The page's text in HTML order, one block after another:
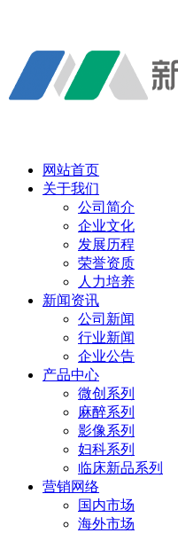
网站首页
关于我们
公司简介
企业文化
发展历程
荣誉资质
人力培养
新闻资讯
公司新闻
行业新闻
企业公告
产品中心
微创系列
麻醉系列
影像系列
妇科系列
临床新品系列
营销网络
国内市场
海外市场